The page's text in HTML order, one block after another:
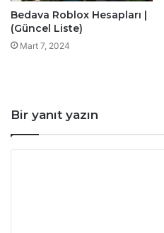
Bedava Roblox Hesapları |
(Güncel Liste)
Mart 7, 2024
Bir yanıt yazın